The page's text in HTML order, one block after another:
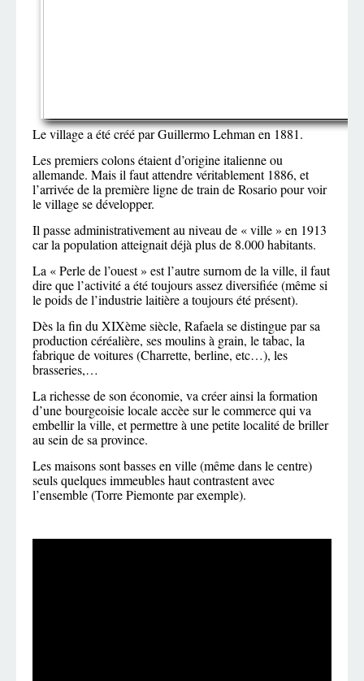
Le village a été créé par Guillermo Lehman en 1881.
Les premiers colons étaient d’origine italienne ou
allemande. Mais il faut attendre véritablement 1886, et
l’arrivée de la première ligne de train de Rosario pour voir
le village se développer.
Il passe administrativement au niveau de « ville » en 1913
car la population atteignait déjà plus de 8.000 habitants.
La « Perle de l’ouest » est l’autre surnom de la ville, il faut
dire que l’activité a été toujours assez diversifiée (même si
le poids de l’industrie laitière a toujours été présent).
Dès la fin du XIXème siècle, Rafaela se distingue par sa
production céréalière, ses moulins à grain, le tabac, la
fabrique de voitures (Charrette, berline, etc…), les
brasseries,…
La richesse de son économie, va créer ainsi la formation
d’une bourgeoisie locale accèe sur le commerce qui va
embellir la ville, et permettre à une petite localité de briller
au sein de sa province.
Les maisons sont basses en ville (même dans le centre)
seuls quelques immeubles haut contrastent avec
l’ensemble (Torre Piemonte par exemple).